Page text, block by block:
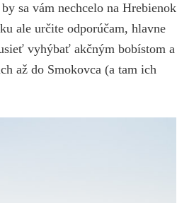
sa vám nechcelo na Hrebienok
ale určite odporúčam, hlavne
vyhýbať akčným bobístom a
až do Smokovca (a tam ich